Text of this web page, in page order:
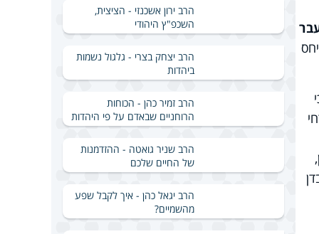
אזרחי
הרב ירון אשכנזי - הציצית,
השכפ"ץ היהודי
הרב יצחק בצרי - גלגול נשמות
ביהדות
הרב זמיר כהן - הכוחות
הרוחניים שבאדם על פי היהדות
הרב שניר גואטה - ההזדמנות
של החיים שלכם
הרב יגאל כהן - איך לקבל שפע
מהשמיים?